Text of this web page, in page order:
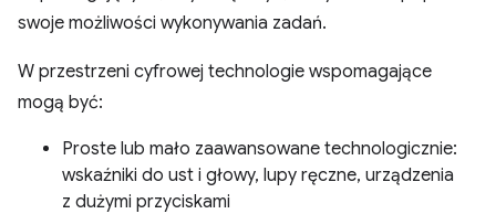
swoje możliwości wykonywania zadań.
W przestrzeni cyfrowej technologie wspomagające
mogą być:
Proste lub mało zaawansowane technologicznie:
wskaźniki do ust i głowy, lupy ręczne, urządzenia
z dużymi przyciskami